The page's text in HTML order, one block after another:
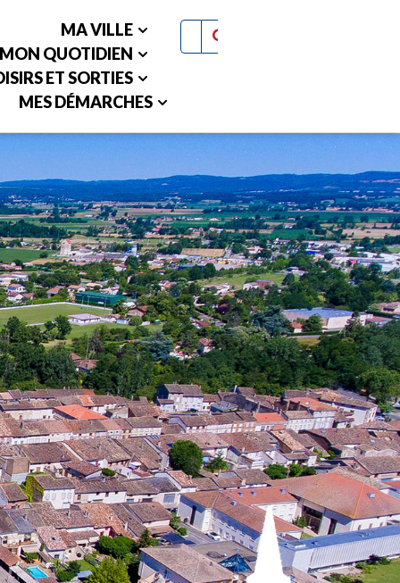
MA VILLE
MON QUOTIDIEN
ET SORTIES
MES DÉMARCHES